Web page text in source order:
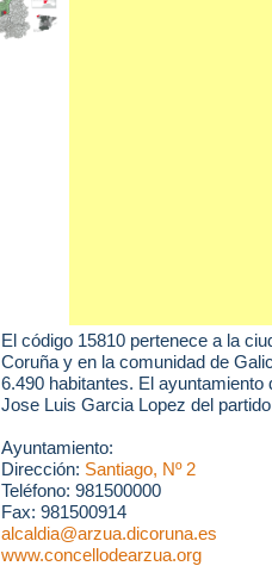
El código 15810 pertenece a la
Coruña y en la comunidad de
6.490 habitantes. El ayuntamiento
Jose Luis Garcia Lopez del
Ayuntamiento:
Dirección: Santiago, Nº 2
Teléfono: 981500000
Fax: 981500914
alcaldia@arzua.dicoruna.es
www.concellodearzua.org